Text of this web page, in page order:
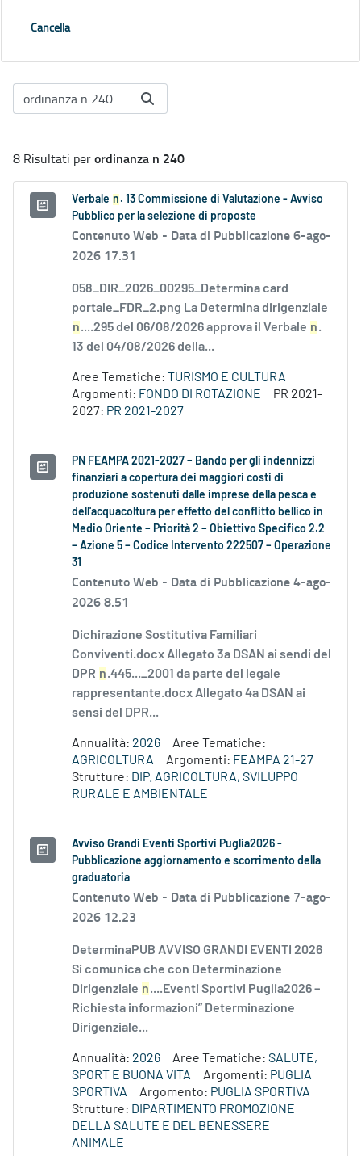
Cancella
8 Risultati perordinanza n 240
Verbale n . 13 Commissione di Valutazione - Avviso
Pubblico per la selezione di proposte
Contenuto Web - Data di Pubblicazione 6-ago-
2026 17.31
058_DIR_2026_00295_Determina card
portale_FDR_2.png La Determina dirigenziale
n....295 del 06/08/2026 approva il Verbale n.
13 del 04/08/2026 della...
Aree Tematiche: TURISMO E CULTURA
Argomenti: FONDO DI ROTAZIONE
PR 2021-
2027: PR 2021-2027
PN FEAMPA 2021-2027 – Bando per gli indennizzi
finanziari a copertura dei maggiori costi di
produzione sostenuti dalle imprese della pesca e
dell'acquacoltura per effetto del conflitto bellico in
Medio Oriente – Priorità 2 – Obiettivo Specifico 2.2
– Azione 5 – Codice Intervento 222507 – Operazione
31
Contenuto Web - Data di Pubblicazione 4-ago-
2026 8.51
Dichirazione Sostitutiva Familiari
Conviventi.docx Allegato 3a DSAN ai sendi del
DPR n.445..._2001 da parte del legale
rappresentante.docx Allegato 4a DSAN ai
sensi del DPR...
Annualità: 2026
Aree Tematiche:
AGRICOLTURA
Argomenti: FEAMPA 21-27
Strutture: DIP. AGRICOLTURA, SVILUPPO
RURALE E AMBIENTALE
Avviso Grandi Eventi Sportivi Puglia2026 -
Pubblicazione aggiornamento e scorrimento della
graduatoria
Contenuto Web - Data di Pubblicazione 7-ago-
2026 12.23
DeterminaPUB AVVISO GRANDI EVENTI 2026
Si comunica che con Determinazione
Dirigenziale n....Eventi Sportivi Puglia2026 –
Richiesta informazioni” Determinazione
Dirigenziale...
Annualità: 2026 Aree Tematiche: SALUTE,
SPORT E BUONA VITA
Argomenti: PUGLIA
SPORTIVA
Argomento: PUGLIA SPORTIVA
Strutture: DIPARTIMENTO PROMOZIONE
DELLA SALUTE E DEL BENESSERE
ANIMALE